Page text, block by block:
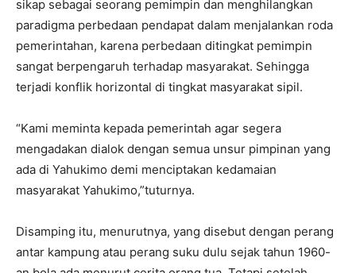
sikap sebagai seorang pemimpin dan menghilangkan
paradigma perbedaan pendapat dalam menjalankan roda
pemerintahan, karena perbedaan ditingkat pemimpin
sangat berpengaruh terhadap masyarakat. Sehingga
terjadi konflik horizontal di tingkat masyarakat sipil.
“Kami meminta kepada pemerintah agar segera
mengadakan dialok dengan semua unsur pimpinan yang
ada di Yahukimo demi menciptakan kedamaian
masyarakat Yahukimo,”tuturnya.
Disamping itu, menurutnya, yang disebut dengan perang
antar kampung atau perang suku dulu sejak tahun 1960-